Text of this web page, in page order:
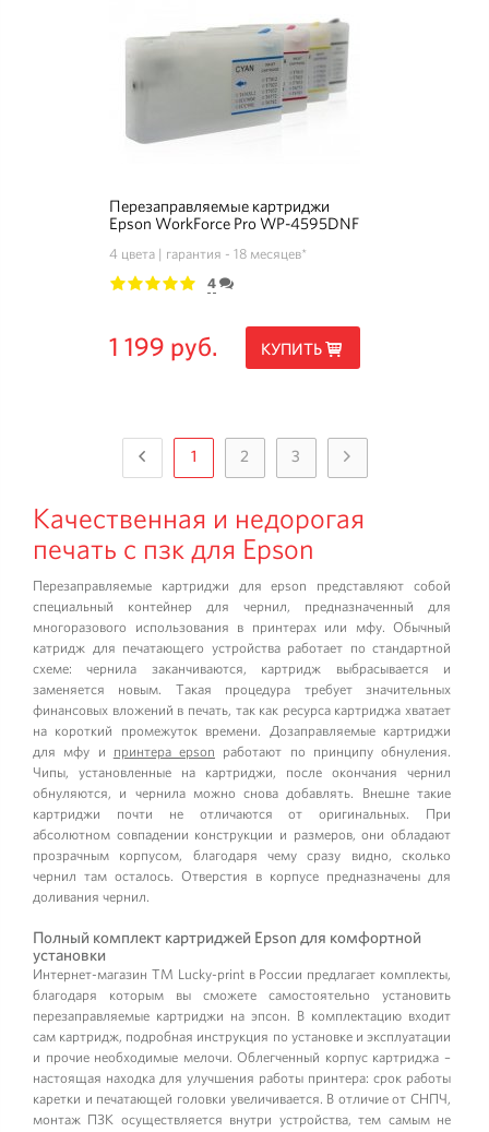
Перезаправляемые картриджи
Epson WorkForce Pro WP-4595DNF
4 цвета гарантия - 18 месяцев*
4
1 199 руб. КУПИТЬ
1 2 3
Качественная и недорогая
печать с пзк для Epson
Перезаправляемые картриджи для epson представляют собой
специальный контейнер для чернил, предназначенный для
многоразового использования в принтерах или мфу. Обычный
катридж для печатающего устройства работает по стандартной
схеме: чернила заканчиваются, картридж выбрасывается и
заменяется новым. Такая процедура требует значительных
финансовых вложений в печать, так как ресурса картриджа хватает
на короткий промежуток времени. Дозаправляемые картриджи
для мфу и принтера epson работают по принципу обнуления.
Чипы, установленные на картриджи, после окончания чернил
обнуляются, и чернила можно снова добавлять. Внешне такие
картриджи почти не отличаются от оригинальных. При
абсолютном совпадении конструкции и размеров, они обладают
прозрачным корпусом, благодаря чему сразу видно, сколько
чернил там осталось. Отверстия в корпусе предназначены для
доливания чернил.
Полный комплект картриджей Epson для комфортной
установки
Интернет-магазин ТМ Lucky-print в России предлагает комплекты,
благодаря которым вы сможете самостоятельно установить
перезаправляемые картриджи на эпсон. В комплектацию входит
сам картридж, подробная инструкция по установке и эксплуатации
и прочие необходимые мелочи. Облегченный корпус картриджа –
настоящая находка для улучшения работы принтера: срок работы
каретки и печатающей головки увеличивается. В отличие от СНПЧ,
монтаж ПЗК осуществляется внутри устройства, тем самым не